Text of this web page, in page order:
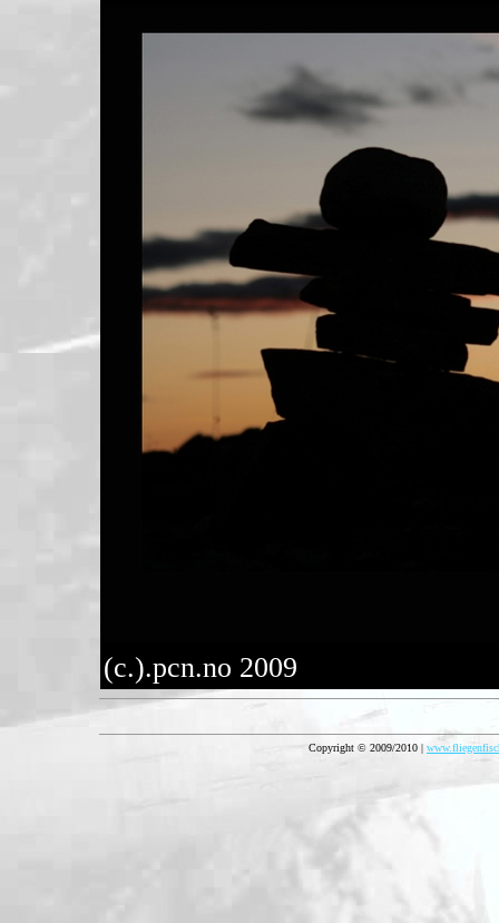
(c.).pcn.no 2009
Copyright © 2009/2010 |